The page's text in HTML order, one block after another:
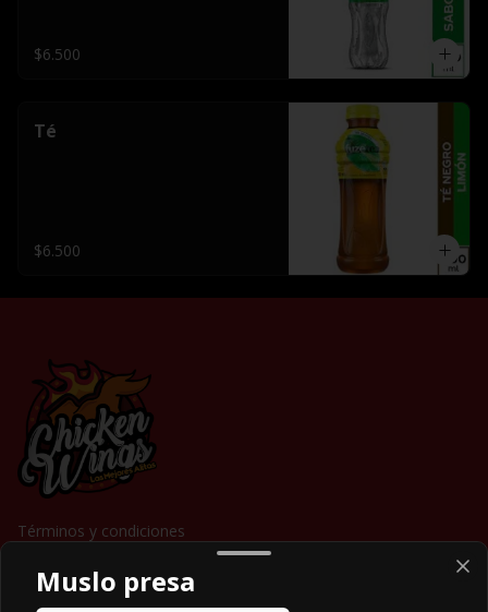
$6.500
Té
$6.500
Términos y condiciones
Muslo presa